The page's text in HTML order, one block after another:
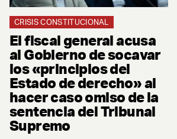
CRISIS CONSTITUCIONAL
El fiscal general acusa
al Gobierno de socavar
los «principios del
Estado de derecho» al
hacer caso omiso de la
sentencia del Tribunal
Supremo